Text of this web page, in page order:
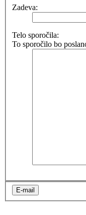
Zadeva:
Telo sporočila:
To sporočilo bo